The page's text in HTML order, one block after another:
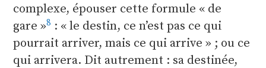
complexe, épouser cette formule « de
gare »8 : « le destin, ce n’est pas ce qui
pourrait arriver, mais ce qui arrive » ; ou ce
qui arrivera. Dit autrement : sa destinée,